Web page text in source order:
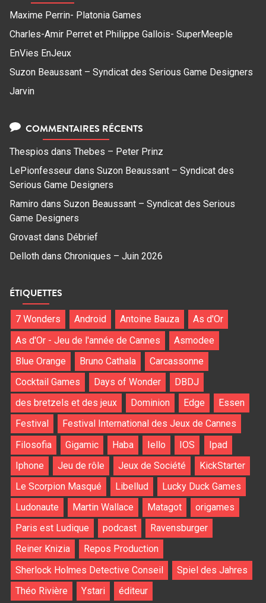
Maxime Perrin- Platonia Games
Charles-Amir Perret et Philippe Gallois- SuperMeeple
EnVies EnJeux
Suzon Beaussant – Syndicat des Serious Game Designers
Jarvin
COMMENTAIRES RÉCENTS
Thespios dans Thebes – Peter Prinz
LePionfesseur dans Suzon Beaussant – Syndicat des
Serious Game Designers
Ramiro dans Suzon Beaussant – Syndicat des Serious
Game Designers
Grovast dans Débrief
Delloth dans Chroniques – Juin 2026
ÉTIQUETTES
7 Wonders Android Antoine Bauza
As d'Or
As d'Or - Jeu de l'année de Cannes
Asmodee
Blue Orange
Bruno Cathala
Carcassonne
Cocktail Games
Days of Wonder
DBDJ
des bretzels et des jeux
Dominion Edge
Essen
Festival
Festival International des Jeux de Cannes
Filosofia
Gigamic Haba Iello IOS
Ipad
Iphone
Jeu de rôle Jeux de Société
KickStarter
Le Scorpion Masqué
Libellud
Lucky Duck Games
Ludonaute
Martin Wallace Matagot
origames
Paris est Ludique
podcast
Ravensburger
Reiner Knizia
Repos Production
Sherlock Holmes Detective Conseil
Spiel des Jahres
Théo Rivière
Ystari éditeur